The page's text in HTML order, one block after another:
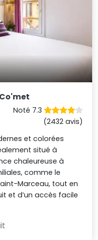
Noté 7.3
(2432 avis)
et colorées
situé à
chaleureuse à
comme le
Marceau, tout en
et d’un accès facile